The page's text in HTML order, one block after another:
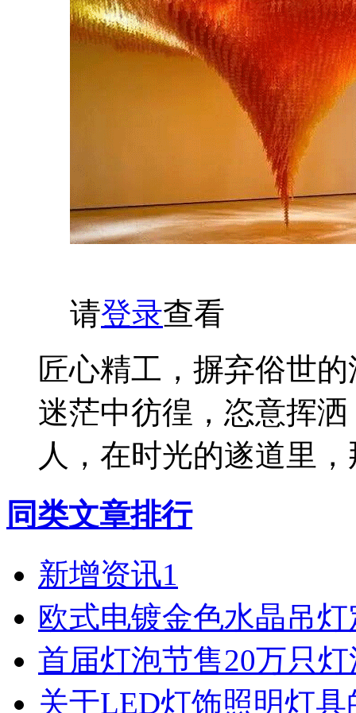
请登录查看
匠心精工，摒弃俗世
迷茫中彷徨，恣意挥
人，在时光的遂道里
同类文章排行
新增资讯1
欧式电镀金色水晶吊
首届灯泡节售20万只
关于LED灯饰照明灯具